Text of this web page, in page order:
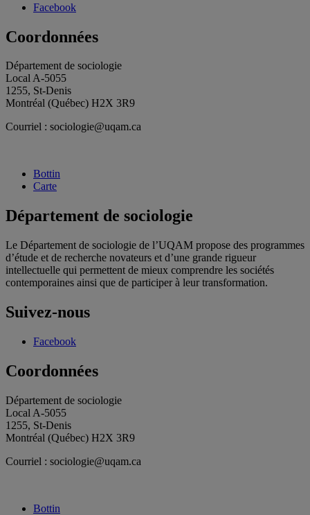
Facebook
Coordonnées
Département de sociologie
Local A-5055
1255, St-Denis
Montréal (Québec) H2X 3R9
Courriel : sociologie@uqam.ca
Bottin
Carte
Département de sociologie
Le Département de sociologie de l’UQAM propose des programmes
d’étude et de recherche novateurs et d’une grande rigueur
intellectuelle qui permettent de mieux comprendre les sociétés
contemporaines ainsi que de participer à leur transformation.
Suivez-nous
Facebook
Coordonnées
Département de sociologie
Local A-5055
1255, St-Denis
Montréal (Québec) H2X 3R9
Courriel : sociologie@uqam.ca
Bottin